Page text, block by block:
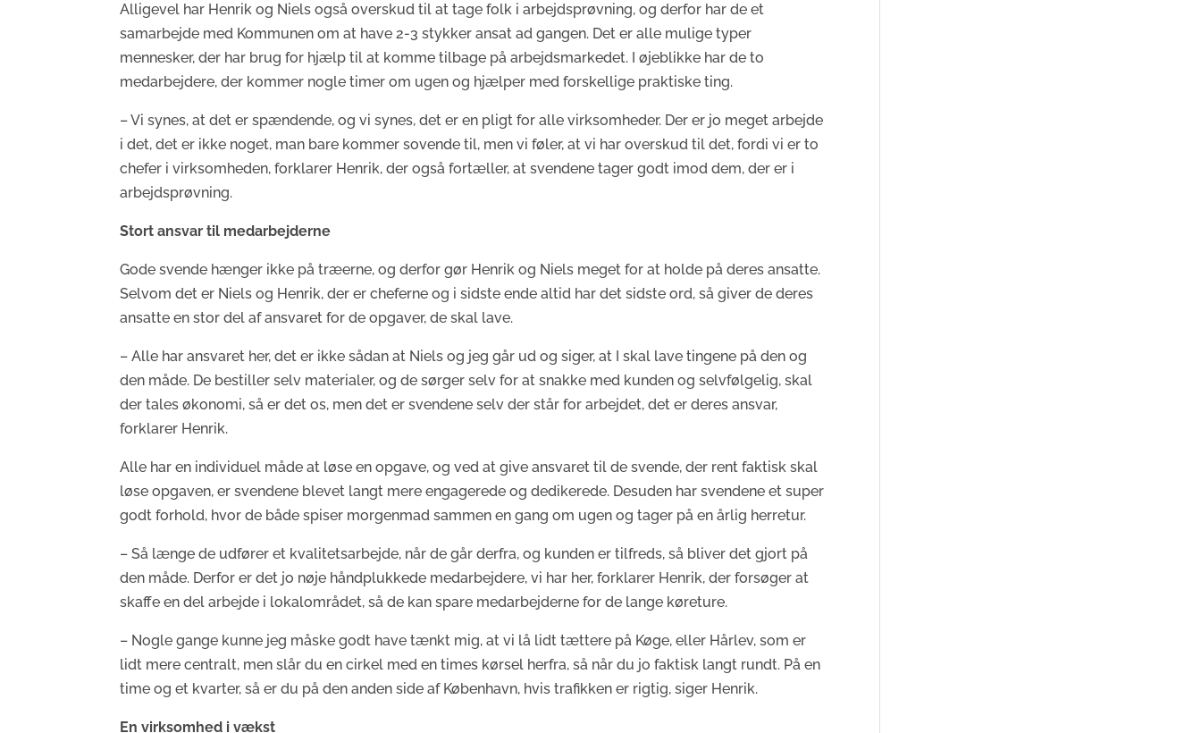
Alligevel har Henrik og Niels også overskud til at tage folk i arbejdsprøvning, og derfor har de et
samarbejde med Kommunen om at have 2-3 stykker ansat ad gangen. Det er alle mulige typer
mennesker, der har brug for hjælp til at komme tilbage på arbejdsmarkedet. I øjeblikke har de to
medarbejdere, der kommer nogle timer om ugen og hjælper med forskellige praktiske ting.
– Vi synes, at det er spændende, og vi synes, det er en pligt for alle virksomheder. Der er jo meget arbejde
i det, det er ikke noget, man bare kommer sovende til, men vi føler, at vi har overskud til det, fordi vi er to
chefer i virksomheden, forklarer Henrik, der også fortæller, at svendene tager godt imod dem, der er i
arbejdsprøvning.
Stort ansvar til medarbejderne
Gode svende hænger ikke på træerne, og derfor gør Henrik og Niels meget for at holde på deres ansatte.
Selvom det er Niels og Henrik, der er cheferne og i sidste ende altid har det sidste ord, så giver de deres
ansatte en stor del af ansvaret for de opgaver, de skal lave.
– Alle har ansvaret her, det er ikke sådan at Niels og jeg går ud og siger, at I skal lave tingene på den og
den måde. De bestiller selv materialer, og de sørger selv for at snakke med kunden og selvfølgelig, skal
der tales økonomi, så er det os, men det er svendene selv der står for arbejdet, det er deres ansvar,
forklarer Henrik.
Alle har en individuel måde at løse en opgave, og ved at give ansvaret til de svende, der rent faktisk skal
løse opgaven, er svendene blevet langt mere engagerede og dedikerede. Desuden har svendene et super
godt forhold, hvor de både spiser morgenmad sammen en gang om ugen og tager på en årlig herretur.
– Så længe de udfører et kvalitetsarbejde, når de går derfra, og kunden er tilfreds, så bliver det gjort på
den måde. Derfor er det jo nøje håndplukkede medarbejdere, vi har her, forklarer Henrik, der forsøger at
skaffe en del arbejde i lokalområdet, så de kan spare medarbejderne for de lange køreture.
– Nogle gange kunne jeg måske godt have tænkt mig, at vi lå lidt tættere på Køge, eller Hårlev, som er
lidt mere centralt, men slår du en cirkel med en times kørsel herfra, så når du jo faktisk langt rundt. På en
time og et kvarter, så er du på den anden side af København, hvis trafikken er rigtig, siger Henrik.
En virksomhed i vækst